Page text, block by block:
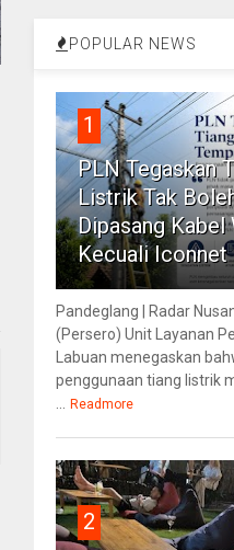
POPULAR NEWS
1
PLN Tegaskan
Listrik Tak
Dipasang Kabel
Kecuali Iconnet
Pandeglang | Radar
(Persero) Unit Layanan
Labuan menegaskan
penggunaan tiang listrik
Readmore
2